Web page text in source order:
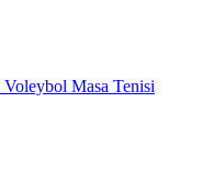
Voleybol Masa Tenisi